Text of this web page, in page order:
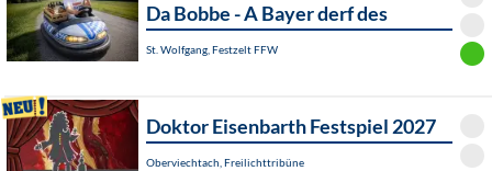
Da Bobbe - A Bayer derf des
St. Wolfgang, Festzelt FFW
Doktor Eisenbarth Festspiel 2027
Oberviechtach, Freilichttribüne